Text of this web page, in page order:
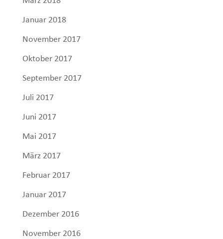
Januar 2018
November 2017
Oktober 2017
September 2017
Juli 2017
Juni 2017
Mai 2017
März 2017
Februar 2017
Januar 2017
Dezember 2016
November 2016